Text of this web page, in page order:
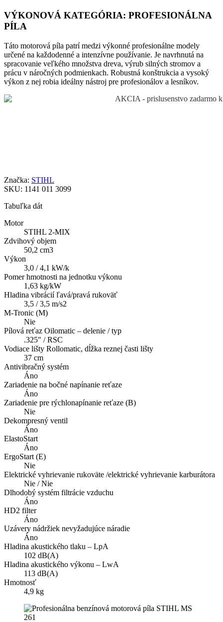
VÝKONOVÁ KATEGÓRIA: PROFESIONÁLNA
PÍLA
Táto motorová píla patrí medzi výkonné profesionálne modely
určené na každodenné a intenzívne používanie. Je navrhnutá na
spracovanie veľkého množstva dreva, výrub silných stromov a
prácu v náročných podmienkach. Robustná konštrukcia a vysoký
výkon z nej robia ideálny nástroj pre profesionálov a lesníkov.
Značka: STIHL
SKU: 1141 011 3099
Tabuľka dát
Motor
STIHL 2-MIX
Zdvihový objem
50,2 cm3
Výkon
3,0 / 4,1 kW/k
Pomer hmotnosti na jednotku výkonu
1,63 kg/kW
Hladina vibrácií ľavá/pravá rukoväť
3,5 / 3,5 m/s2
M-Tronic (M)
Nie
Pílová reťaz Oilomatic – delenie / typ
.325" / RSC
Vodiace lišty Rollomatic, dĺžka reznej časti lišty
37 cm
Antivibračný systém
Áno
Zariadenie na bočné napínanie reťaze
Áno
Zariadenie pre rýchlonapínanie reťaze (B)
Nie
Dekompresný ventil
Áno
ElastoStart
Áno
ErgoStart (E)
Nie
Elektrické vyhrievanie rukoväte /elektrické vyhrievanie karburátora
Nie / Nie
Dlhodobý systém filtrácie vzduchu
Áno
HD2 filter
Áno
Uzávery nádržiek nevyžadujúce náradie
Áno
Hladina akustického tlaku – LpA
102 dB(A)
Hladina akustického výkonu – LwA
113 dB(A)
Hmotnosť
4,9 kg